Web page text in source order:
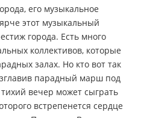
его музыкальное
этот музыкальный
города. Есть много
коллективов, которые
залах. Но кто вот так
парадный марш под
вечер может сыграть
встрепенется сердце